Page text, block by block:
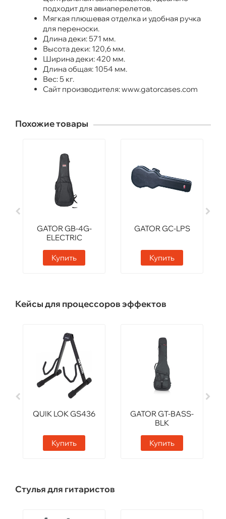
подходит для авиаперелетов.
Мягкая плюшевая отделка и удобная ручка
для переноски.
Длина деки: 571 мм.
Высота деки: 120,6 мм.
Ширина деки: 420 мм.
Длина общая: 1054 мм.
Вес: 5 кг.
Сайт производителя: www.gatorcases.com
Похожие товары
GATOR GB-4G-
ELECTRIC
Купить
GATOR GC-LPS
Купить
Кейсы для процессоров эффектов
QUIK LOK GS436
Купить
GATOR GT-BASS-
BLK
Купить
Стулья для гитаристов